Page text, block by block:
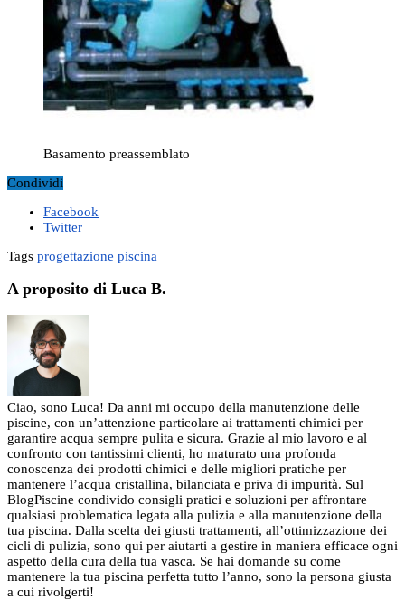
Basamento preassemblato
Condividi
Facebook
Twitter
Tags progettazione piscina
A proposito di Luca B.
Ciao, sono Luca! Da anni mi occupo della manutenzione delle
piscine, con un’attenzione particolare ai trattamenti chimici per
garantire acqua sempre pulita e sicura. Grazie al mio lavoro e al
confronto con tantissimi clienti, ho maturato una profonda
conoscenza dei prodotti chimici e delle migliori pratiche per
mantenere l’acqua cristallina, bilanciata e priva di impurità. Sul
BlogPiscine condivido consigli pratici e soluzioni per affrontare
qualsiasi problematica legata alla pulizia e alla manutenzione della
tua piscina. Dalla scelta dei giusti trattamenti, all’ottimizzazione dei
cicli di pulizia, sono qui per aiutarti a gestire in maniera efficace ogni
aspetto della cura della tua vasca. Se hai domande su come
mantenere la tua piscina perfetta tutto l’anno, sono la persona giusta
a cui rivolgerti!